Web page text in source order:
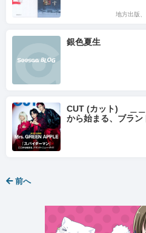
地方出版
銀色夏生
CUT (カット) ＿
から始まる、ブラ
前へ